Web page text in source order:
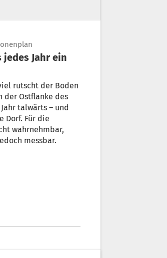
rutscht der Boden
der Ostflanke des
talwärts – und
Dorf. Für die
wahrnehmbar,
messbar.